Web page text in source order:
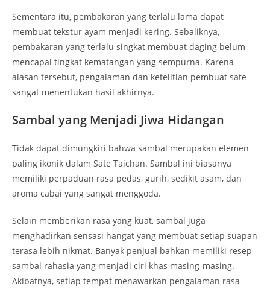
Sementara itu, pembakaran yang terlalu lama dapat
membuat tekstur ayam menjadi kering. Sebaliknya,
pembakaran yang terlalu singkat membuat daging belum
mencapai tingkat kematangan yang sempurna. Karena
alasan tersebut, pengalaman dan ketelitian pembuat sate
sangat menentukan hasil akhirnya.
Sambal yang Menjadi Jiwa Hidangan
Tidak dapat dimungkiri bahwa sambal merupakan elemen
paling ikonik dalam Sate Taichan. Sambal ini biasanya
memiliki perpaduan rasa pedas, gurih, sedikit asam, dan
aroma cabai yang sangat menggoda.
Selain memberikan rasa yang kuat, sambal juga
menghadirkan sensasi hangat yang membuat setiap suapan
terasa lebih nikmat. Banyak penjual bahkan memiliki resep
sambal rahasia yang menjadi ciri khas masing-masing.
Akibatnya, setiap tempat menawarkan pengalaman rasa